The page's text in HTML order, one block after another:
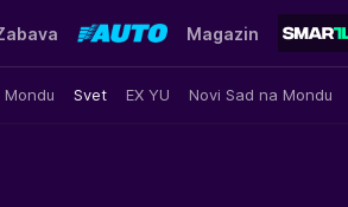
Svet EX YU Novi Sad na Mondu
Magazin